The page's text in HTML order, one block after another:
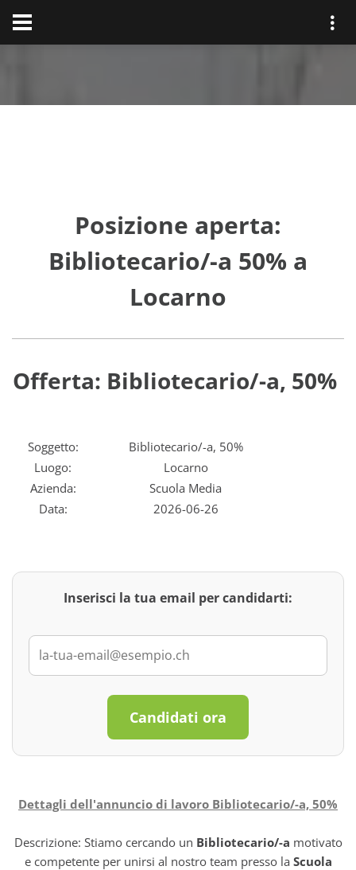
Posizione aperta:
Bibliotecario/-a 50% a
Locarno
Offerta: Bibliotecario/-a, 50%
Soggetto:
Bibliotecario/-a, 50%
Luogo:
Locarno
Azienda:
Scuola Media
Data:
2026-06-26
Inserisci la tua email per candidarti:
Candidati ora
Dettagli dell'annuncio di lavoro Bibliotecario/-a, 50%
Descrizione: Stiamo cercando un Bibliotecario/-a motivato
e competente per unirsi al nostro team presso la Scuola